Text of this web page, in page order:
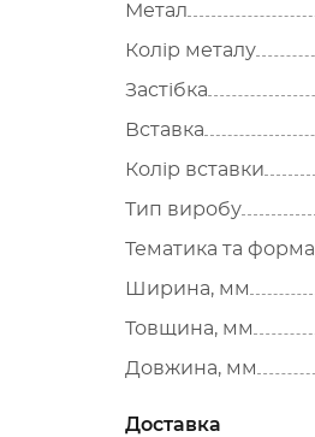
Метал
Колір металу
Застібка
Вставка
Колір вставки
Тип виробу
Тематика та форма
Ширина, мм
Товщина, мм
Довжина, мм
Доставка